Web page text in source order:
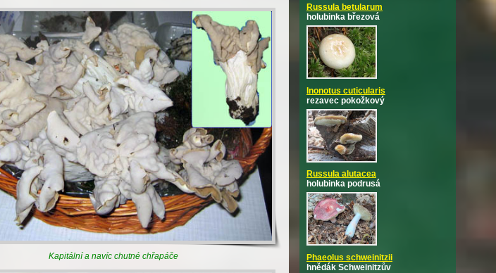
Kapitální a navíc chutné chřapáče
Russula betularum
holubinka březová
Inonotus cuticularis
rezavec pokožkový
Russula alutacea
holubinka podrusá
Phaeolus schweinitzii
hnědák Schweinitzův